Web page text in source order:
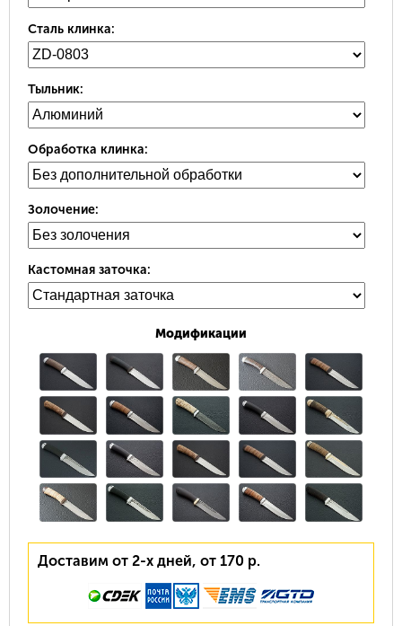
Сталь клинка:
Тыльник:
Обработка клинка:
Золочение:
Кастомная заточка:
Модификации
Доставим от 2-х дней, от 170 р.